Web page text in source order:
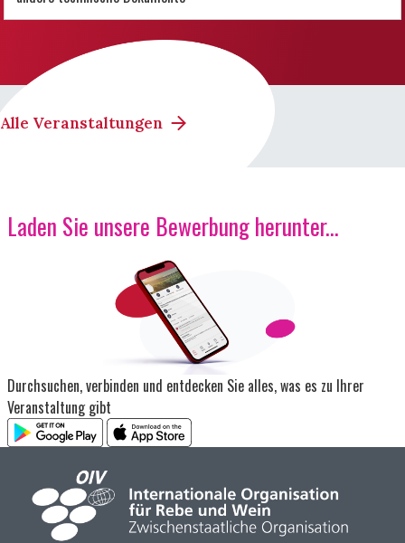
Alle Veranstaltungen
Laden Sie unsere Bewerbung herunter...
Durchsuchen, verbinden und entdecken Sie alles, was es zu Ihrer
Veranstaltung gibt